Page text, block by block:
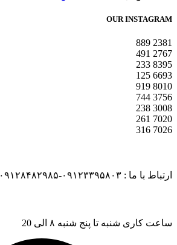
OUR INSTAGRAM
2381
889
2767
491
8395
233
6693
125
8010
919
3756
744
3008
238
7020
261
7026
316
ارتباط با ما : ۰۹۱۲۳۳۹۵۸۰۳-۰۹۱۲۸۴۸۲۹۸۵
ساعت کاری شنبه تا پنج شنبه ۸ الی 20